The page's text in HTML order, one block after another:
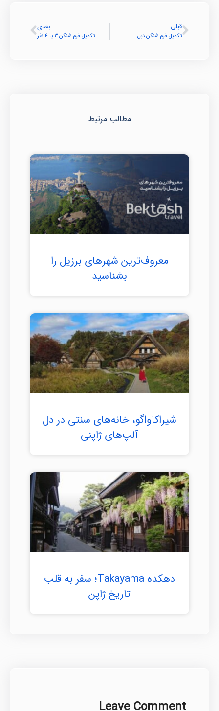
قبلی
تکمیل فرم شنگن دبل
بعدی
تکمیل فرم شنگن 3 یا 4 نفر
مطالب مرتبط
معروف‌ترین شهرهای برزیل را
بشناسید
شیراکاواگو، خانه‌های سنتی در دل
آلپ‌های ژاپنی
دهکده Takayama؛ سفر به قلب
تاریخ ژاپن
Leave Comment